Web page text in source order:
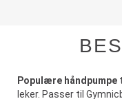
Populære håndpumpe
leker. Passer til